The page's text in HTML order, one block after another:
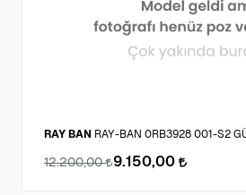
RAY BAN RAY-BAN 0RB3928 001-S2
12.200,00 9.150,00